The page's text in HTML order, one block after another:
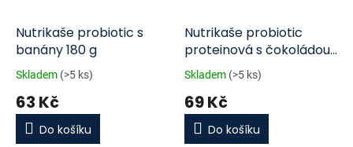
Nutrikaše probiotic s
banány 180 g
Skladem (>5 ks)
63 Kč
Do košíku
Nutrikaše probiotic
proteinová s čokoládou
3x60 g
Skladem (>5 ks)
69 Kč
Do košíku